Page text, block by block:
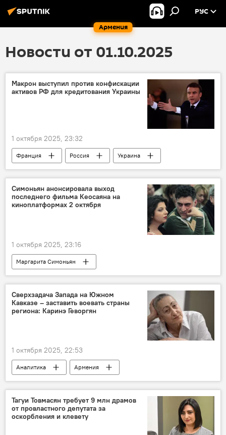
Армения
РУС
Новости от 01.10.2025
Макрон выступил против конфискации
активов РФ для кредитования Украины
1 октября 2025, 23:32
Франция Россия
Украина
Макрон Эммануэль
Симоньян анонсировала выход
последнего фильма Кеосаяна на
киноплатформах 2 октября
1 октября 2025, 23:16
Маргарита Симоньян
Сверхзадача Запада на Южном
Кавказе – заставить воевать страны
региона: Каринэ Геворгян
1 октября 2025, 22:53
Аналитика
Армения
Новости Армения
Политика
Карине Геворкян
Южный Кавказ
Запад
Тагуи Товмасян требует 9 млн драмов
от провластного депутата за
оскорбления и клевету